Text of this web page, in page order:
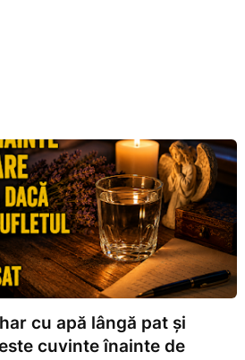
cu apă lângă pat și
cuvinte înainte de